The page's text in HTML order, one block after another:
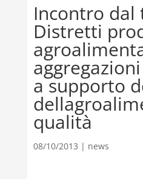
Incontro dal
Distretti
a supporto
qualità
08/10/2013 | news